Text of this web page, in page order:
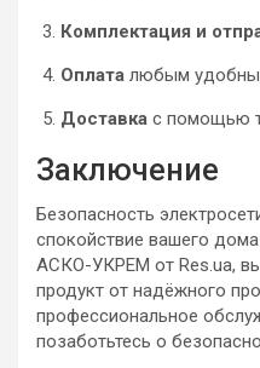
Комплектация и
Оплата любым
Доставка с помощью
Заключение
Безопасность
спокойствие вашего
АСКО-УКРЕМ от Res.ua,
продукт от надёжного
профессиональное
позаботьтесь о